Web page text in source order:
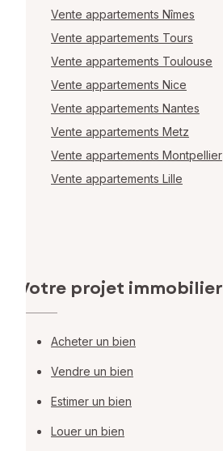
Vente appartements Nîmes
Vente appartements Tours
Vente appartements Toulouse
Vente appartements Nice
Vente appartements Nantes
Vente appartements Metz
Vente appartements Montpellier
Vente appartements Lille
Votre projet immobilier
Acheter un bien
Vendre un bien
Estimer un bien
Louer un bien